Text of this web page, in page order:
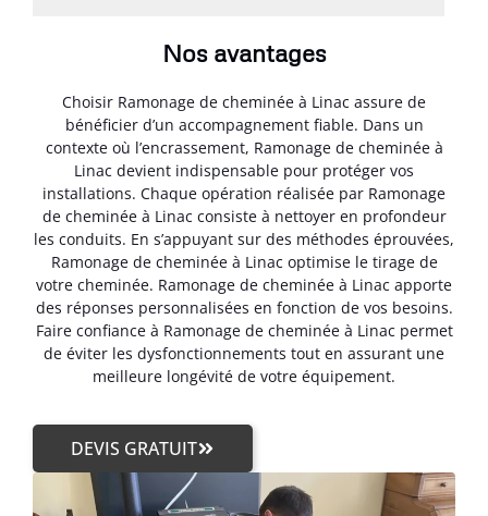
Nos avantages
Choisir Ramonage de cheminée à Linac assure de
bénéficier d’un accompagnement fiable. Dans un
contexte où l’encrassement, Ramonage de cheminée à
Linac devient indispensable pour protéger vos
installations. Chaque opération réalisée par Ramonage
de cheminée à Linac consiste à nettoyer en profondeur
les conduits. En s’appuyant sur des méthodes éprouvées,
Ramonage de cheminée à Linac optimise le tirage de
votre cheminée. Ramonage de cheminée à Linac apporte
des réponses personnalisées en fonction de vos besoins.
Faire confiance à Ramonage de cheminée à Linac permet
de éviter les dysfonctionnements tout en assurant une
meilleure longévité de votre équipement.
DEVIS GRATUIT